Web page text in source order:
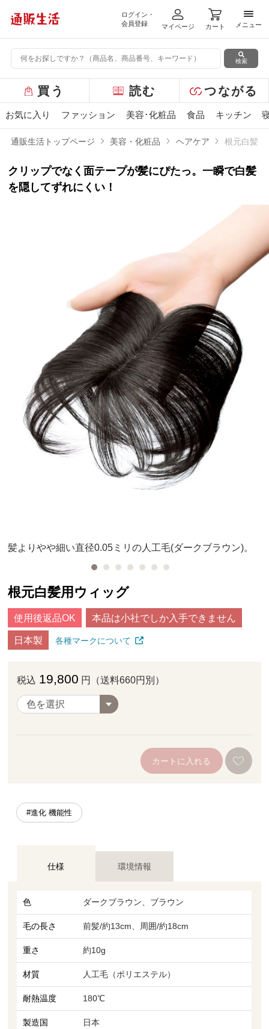
ログイン・
会員登録
マイページ カート
メニ
メニュー
検索
ー
バ
ュ
ー
買う 読む つながる
お気に入り ファッション 美容･化粧品 食品 キッチン
通販生活トップページ 美容・化粧品 ヘアケア 根元白髪用
クリップでなく面テープが髪にぴたっ。一瞬で白髪
を隠してずれにくい！
髪よりやや細い直径0.05ミリの人工毛(ダークブラウン)。
根元白髪用ウィッグ
使用後返品OK 本品は小社でしか入手できません
日本製 各種マークについて
税込 19,800 円（送料660円別）
カートに入れる
#進化 機能性
仕様 環境情報
色 ダークブラウン、ブラウン
毛の長さ 前髪/約13cm、周囲/約18cm
重さ 約10g
材質 人工毛（ポリエステル）
耐熱温度 180℃
製造国 日本